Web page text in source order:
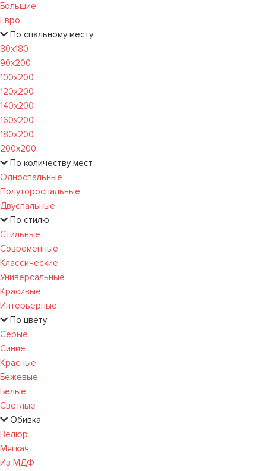
Большие
Евро
По спальному месту
80х180
90х200
100х200
120x200
140х200
160х200
180х200
200х200
По количеству мест
Односпальные
Полутороспальные
Двуспальные
По стилю
Стильные
Современные
Классические
Универсальные
Красивые
Интерьерные
По цвету
Серые
Синие
Красные
Бежевые
Белые
Светлые
Обивка
Велюр
Мягкая
Из МДФ